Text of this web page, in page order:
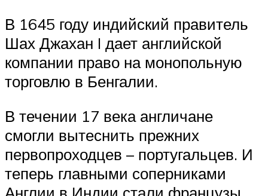
В 1645 году индийский правитель
Шах Джахан I дает английской
компании право на монопольную
торговлю в Бенгалии.
В течении 17 века англичане
смогли вытеснить прежних
первопроходцев – португальцев. И
теперь главными соперниками